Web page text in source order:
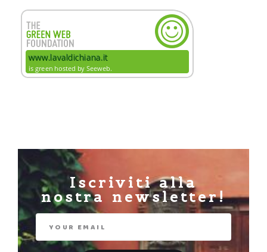
Iscriviti alla
nostra newsletter!